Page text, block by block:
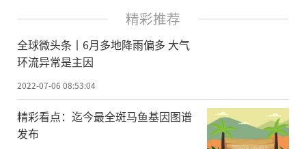
精彩推荐
全球微头条丨6月多地降雨偏多 大气
环流异常是主因
2022-07-06 08:53:04
精彩看点：迄今最全斑马鱼基因图谱
发布